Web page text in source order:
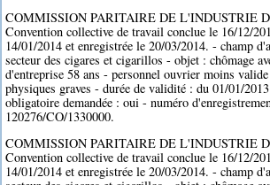
COMMISSION PARITAIRE DE L'INDUSTRIE
Convention collective de travail conclue le 16/12/
14/01/2014 et enregistrée le 20/03/2014. - champ
secteur des cigares et cigarillos - objet : chômage
d'entreprise 58 ans - personnel ouvrier moins
physiques graves - durée de validité : du 01/01/
obligatoire demandée : oui - numéro
120276/CO/1330000.
COMMISSION PARITAIRE DE L'INDUSTRIE
Convention collective de travail conclue le 16/12/
14/01/2014 et enregistrée le 20/03/2014. - champ